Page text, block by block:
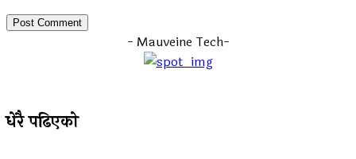
- Mauveine Tech-
धेरै पढिएको